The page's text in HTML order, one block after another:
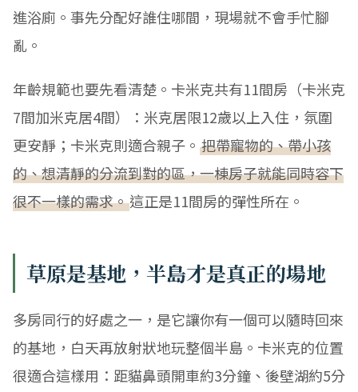
進浴廁。事先分配好誰住哪間，現場就不會手忙腳
亂。
年齡規範也要先看清楚。卡米克共有11間房（卡米克
7間加米克居4間）：米克居限12歲以上入住，氛圍
更安靜；卡米克則適合親子。 把帶寵物的、帶小孩
的、想清靜的分流到對的區，一棟房子就能同時容下
很不一樣的需求。這正是11間房的彈性所在。
草原是基地，半島才是真正的場地
多房同行的好處之一，是它讓你有一個可以隨時回來
的基地，白天再放射狀地玩整個半島。卡米克的位置
很適合這樣用：距貓鼻頭開車約3分鐘、後壁湖約5分